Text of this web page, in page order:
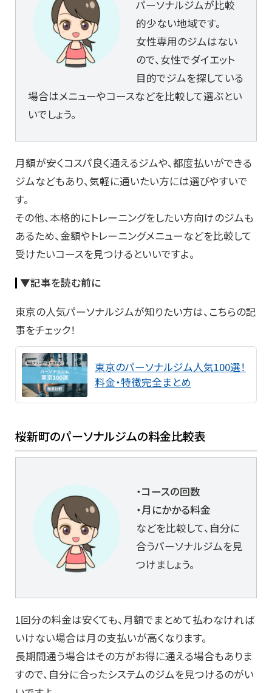
パーソナルジムが比較
的少ない地域です。
女性専用のジムはない
ので、女性でダイエット
目的でジムを探している
場合はメニューやコースなどを比較して選ぶとい
いでしょう。
月額が安くコスパ良く通えるジムや、都度払いができる
ジムなどもあり、気軽に通いたい方には選びやすいで
す。
その他、本格的にトレーニングをしたい方向けのジムも
あるため、金額やトレーニングメニューなどを比較して
受けたいコースを見つけるといいですよ。
▼記事を読む前に
東京の人気パーソナルジムが知りたい方は、こちらの記
事をチェック！
東京のパーソナルジム人気100選！
料金・特徴完全まとめ
桜新町のパーソナルジムの料金比較表
・コースの回数
・月にかかる料金
などを比較して、自分に
合うパーソナルジムを見
つけましょう。
1回分の料金は安くても、月額でまとめて払わなければ
いけない場合は月の支払いが高くなります。
長期間通う場合はその方がお得に通える場合もありま
すので、自分に合ったシステムのジムを見つけるのがい